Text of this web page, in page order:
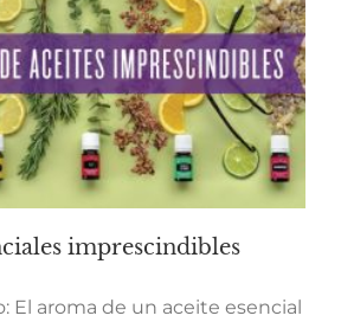
imprescindibles
El aroma de un aceite esencial